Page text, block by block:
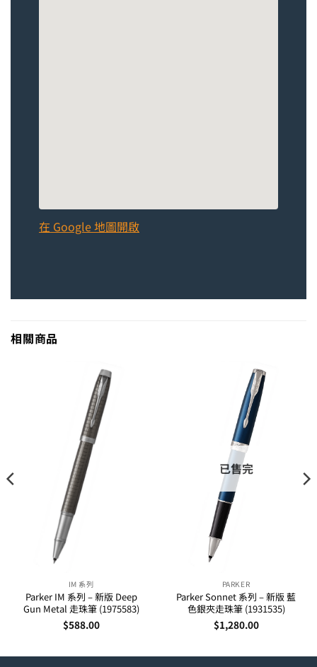
在 Google 地圖開啟
相關商品
IM 系列
Parker IM 系列 – 新版 Deep
Gun Metal 走珠筆 (1975583)
$588.00
已售完
PARKER
Parker Sonnet 系列 – 新版 藍
色銀夾走珠筆 (1931535)
$1,280.00